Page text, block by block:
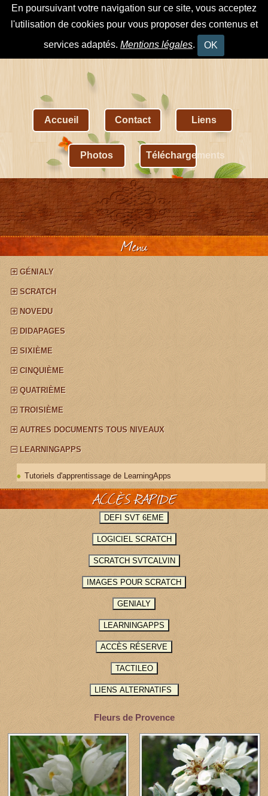
En poursuivant votre navigation sur ce site, vous acceptez
l'utilisation de cookies pour vous proposer des contenus et
services adaptés. Mentions légales. OK
Accueil Contact Liens
Photos Téléchargements
Menu
GÉNIALY
SCRATCH
NOVEDU
DIDAPAGES
SIXIÈME
CINQUIÈME
QUATRIÈME
TROISIÈME
AUTRES DOCUMENTS TOUS NIVEAUX
LEARNINGAPPS
Tutoriels d'apprentissage de LearningApps
ACCÈS RAPIDE
Fleurs de Provence